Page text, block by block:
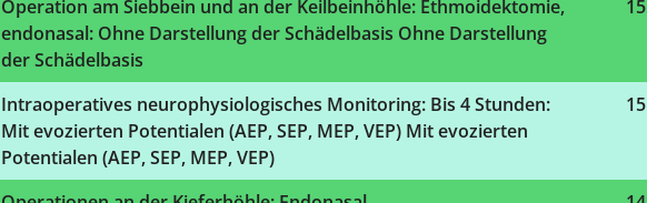
Operation am Siebbein und an der Keilbeinhöhle: Ethmoidektomie,
endonasal: Ohne Darstellung der Schädelbasis Ohne Darstellung
der Schädelbasis
15
Intraoperatives neurophysiologisches Monitoring: Bis 4 Stunden:
Mit evozierten Potentialen (AEP, SEP, MEP, VEP) Mit evozierten
Potentialen (AEP, SEP, MEP, VEP)
15